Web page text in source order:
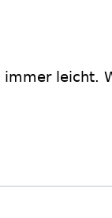
leicht.